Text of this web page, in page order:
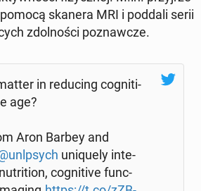
skanera MRI i poddali serii
zdol­no­ści po­znaw­cze.
in re­du­cing co­gni­ti­
age?
Aron Barbey and
uni­qu­ely in­te­
co­gni­ti­ve func­